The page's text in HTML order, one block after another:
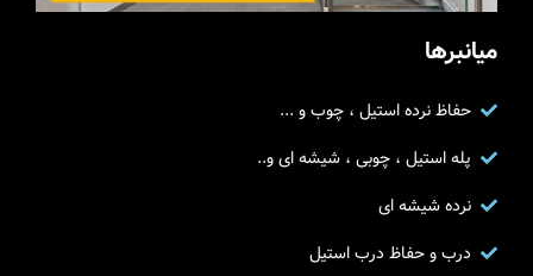
میانبرها
حفاظ نرده استیل ، چوب و ...
پله استیل ، چوبی ، شیشه ای و..
نرده شیشه ای
درب و حفاظ درب استیل